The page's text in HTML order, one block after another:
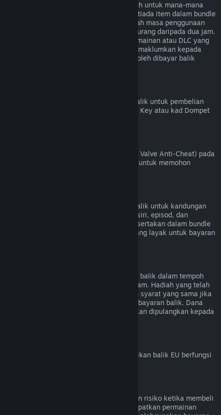
Anda boleh menerima bayaran balik penuh untuk mana-mana
bundle yang dibeli di Steam Store, selagi tiada item dalam bundle
tersebut telah dipindahkan, dan jika jumlah masa penggunaan
untuk semua item dalam bundle adalah kurang daripada dua jam.
Jika bundle mengandungi item dalam permainan atau DLC yang
tidak boleh dibayar balik, Steam akan memaklumkan kepada
anda sama ada seluruh bundle tersebut boleh dibayar balik
Valve tidak dapat memberikan bayaran balik untuk pembelian
yang dibuat di luar Steam (contohnya, CD Key atau kad Dompet
Jika anda telah dilarang oleh VAC (sistem Valve Anti-Cheat) pada
sesuatu permainan, anda kehilangan hak untuk memohon
Kami tidak dapat menawarkan bayaran balik untuk kandungan
video di Steam (cth. filem, video pendek, siri, episod, dan
tutorial), melainkan jika video tersebut disertakan dalam bundle
bersama kandungan lain (bukan video) yang layak untuk bayaran
Hadiah yang belum ditebus boleh dibayar balik dalam tempoh
bayaran balik standard iaitu 14 hari/dua jam. Hadiah yang telah
ditebus juga boleh dibayar balik di bawah syarat yang sama jika
penerima hadiah memulakan permintaan bayaran balik. Dana
yang digunakan untuk membeli hadiah akan dipulangkan kepada
Untuk penjelasan tentang cara hak penarikan balik EU berfungsi
Bayaran balik direka untuk menghapuskan risiko ketika membeli
tajuk di Steam – bukan cara untuk mendapatkan permainan